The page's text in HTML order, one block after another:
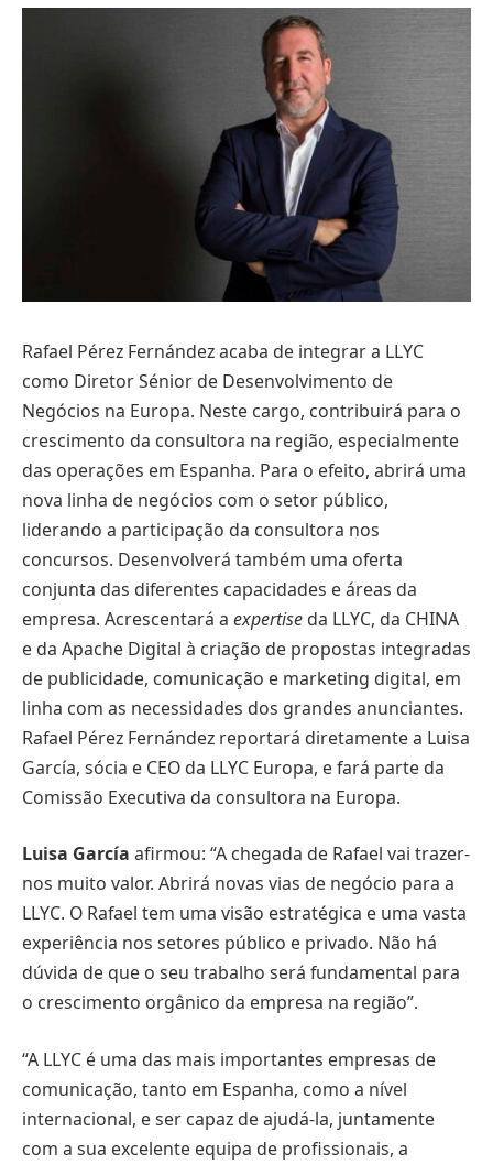
Rafael Pérez Fernández acaba de integrar a LLYC
como Diretor Sénior de Desenvolvimento de
Negócios na Europa. Neste cargo, contribuirá para o
crescimento da consultora na região, especialmente
das operações em Espanha. Para o efeito, abrirá uma
nova linha de negócios com o setor público,
liderando a participação da consultora nos
concursos. Desenvolverá também uma oferta
conjunta das diferentes capacidades e áreas da
empresa. Acrescentará a expertise da LLYC, da CHINA
e da Apache Digital à criação de propostas integradas
de publicidade, comunicação e marketing digital, em
linha com as necessidades dos grandes anunciantes.
Rafael Pérez Fernández reportará diretamente a Luisa
García, sócia e CEO da LLYC Europa, e fará parte da
Comissão Executiva da consultora na Europa.
Luisa García afirmou: “A chegada de Rafael vai trazer-
nos muito valor. Abrirá novas vias de negócio para a
LLYC. O Rafael tem uma visão estratégica e uma vasta
experiência nos setores público e privado. Não há
dúvida de que o seu trabalho será fundamental para
o crescimento orgânico da empresa na região”.
“A LLYC é uma das mais importantes empresas de
comunicação, tanto em Espanha, como a nível
internacional, e ser capaz de ajudá-la, juntamente
com a sua excelente equipa de profissionais, a